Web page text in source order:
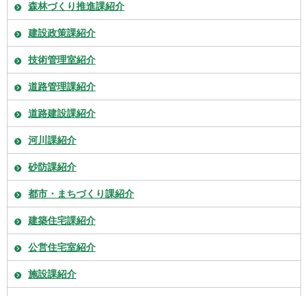
森林づくり推進課紹介
建設政策課紹介
技術管理室紹介
道路管理課紹介
道路建設課紹介
河川課紹介
砂防課紹介
都市・まちづくり課紹介
建築住宅課紹介
公営住宅室紹介
施設課紹介